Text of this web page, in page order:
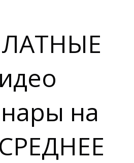
на